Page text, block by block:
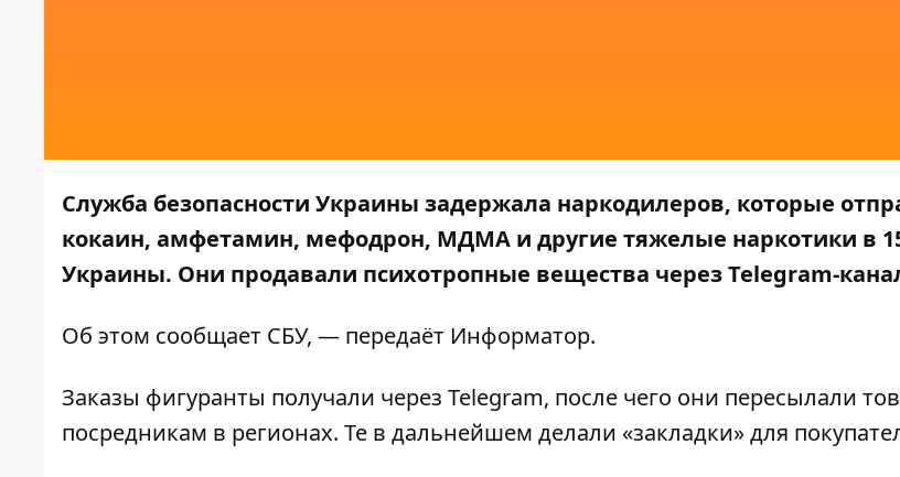
Служба безопасности Украины задержала наркодилеров, которые
кокаин, амфетамин, мефодрон, МДМА и другие тяжелые наркотики в
Украины. Они продавали психотропные вещества через Telegram-
Об этом сообщает СБУ, — передаёт Информатор.
Заказы фигуранты получали через Telegram, после чего они пересылали
посредникам в регионах. Те в дальнейшем делали «закладки» для